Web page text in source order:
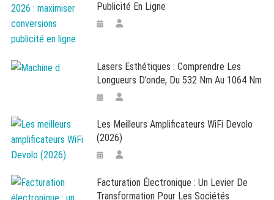
Publicité En Ligne
Lasers Esthétiques : Comprendre Les
Longueurs D’onde, Du 532 Nm Au 1064 Nm
Les Meilleurs Amplificateurs WiFi Devolo
(2026)
Facturation Électronique : Un Levier De
Transformation Pour Les Sociétés